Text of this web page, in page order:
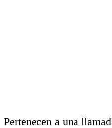
Pertenecen a una